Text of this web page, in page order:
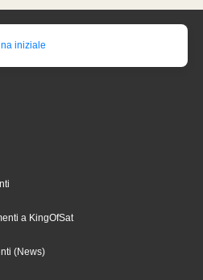
iniziale
a KingOfSat
(News)